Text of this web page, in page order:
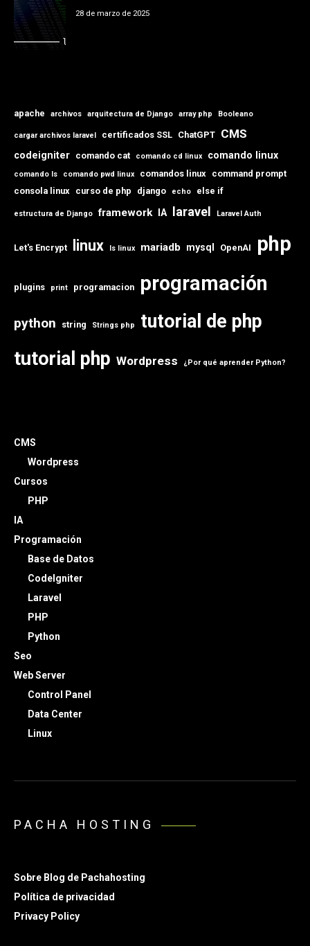
28 de marzo de 2025
apache archivos arquitectura de Django array php Booleano
cargar archivos laravel certificados SSL ChatGPT CMS
codeigniter comando cat comando cd linux comando linux
comando ls comando pwd linux comandos linux command prompt
consola linux curso de php django echo else if
estructura de Django framework IA laravel Laravel Auth
Let's Encrypt linux ls linux mariadb mysql OpenAI php
plugins print programacion programación
python string Strings php
tutorial de php
tutorial php Wordpress ¿Por qué aprender Python?
CMS
Wordpress
Cursos
PHP
IA
Programación
Base de Datos
CodeIgniter
Laravel
PHP
Python
Seo
Web Server
Control Panel
Data Center
Linux
PACHA HOSTING
Sobre Blog de Pachahosting
Política de privacidad
Privacy Policy